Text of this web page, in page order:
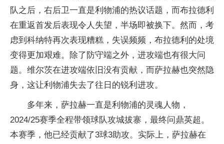
队之后，右后卫一直是利物浦的热议话题，而布拉德利
在重返首发后表现令人失望，半场即被换下。然而，考
虑到科纳特再次表现糟糕，失误频频，布拉德利的处境
变得更加艰难。除了防守端之外，进攻端也有很大问
题。维尔茨在进攻端依旧没有贡献，而萨拉赫也突然隐
身，这让利物浦失去了往日的锐利进攻。
多年来，萨拉赫一直是利物浦的灵魂人物，
2024/25赛季全程带领球队攻城拔寨，最终问鼎英超。
本赛季，他已经贡献了3球3助攻。实际上，萨拉赫在